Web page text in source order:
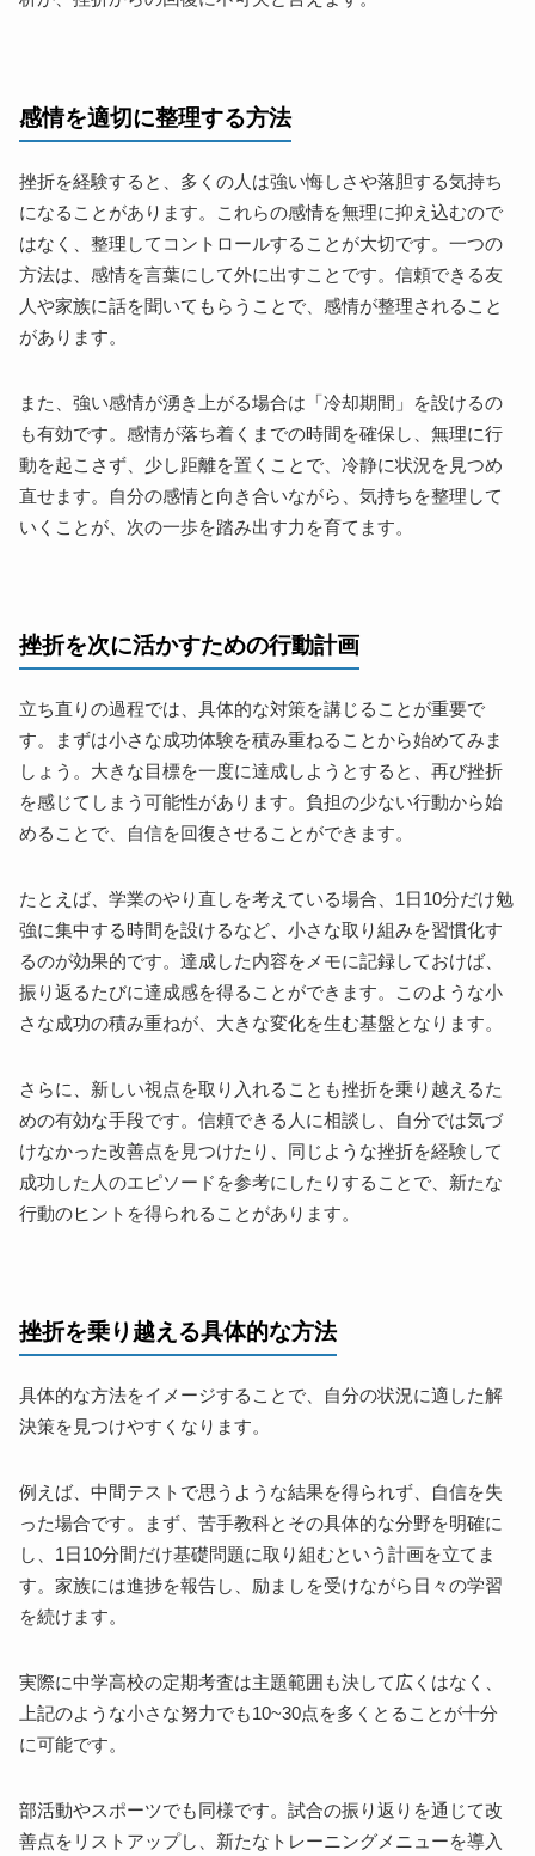
感情を適切に整理する方法
挫折を経験すると、多くの人は強い悔しさや落胆する気持ち
になることがあります。これらの感情を無理に抑え込むので
はなく、整理してコントロールすることが大切です。一つの
方法は、感情を言葉にして外に出すことです。信頼できる友
人や家族に話を聞いてもらうことで、感情が整理されること
があります。
また、強い感情が湧き上がる場合は「冷却期間」を設けるの
も有効です。感情が落ち着くまでの時間を確保し、無理に行
動を起こさず、少し距離を置くことで、冷静に状況を見つめ
直せます。自分の感情と向き合いながら、気持ちを整理して
いくことが、次の一歩を踏み出す力を育てます。
挫折を次に活かすための行動計画
立ち直りの過程では、具体的な対策を講じることが重要で
す。まずは小さな成功体験を積み重ねることから始めてみま
しょう。大きな目標を一度に達成しようとすると、再び挫折
を感じてしまう可能性があります。負担の少ない行動から始
めることで、自信を回復させることができます。
たとえば、学業のやり直しを考えている場合、1日10分だけ勉
強に集中する時間を設けるなど、小さな取り組みを習慣化す
るのが効果的です。達成した内容をメモに記録しておけば、
振り返るたびに達成感を得ることができます。このような小
さな成功の積み重ねが、大きな変化を生む基盤となります。
さらに、新しい視点を取り入れることも挫折を乗り越えるた
めの有効な手段です。信頼できる人に相談し、自分では気づ
けなかった改善点を見つけたり、同じような挫折を経験して
成功した人のエピソードを参考にしたりすることで、新たな
行動のヒントを得られることがあります。
挫折を乗り越える具体的な方法
具体的な方法をイメージすることで、自分の状況に適した解
決策を見つけやすくなります。
例えば、中間テストで思うような結果を得られず、自信を失
った場合です。まず、苦手教科とその具体的な分野を明確に
し、1日10分間だけ基礎問題に取り組むという計画を立てま
す。家族には進捗を報告し、励ましを受けながら日々の学習
を続けます。
実際に中学高校の定期考査は主題範囲も決して広くはなく、
上記のような小さな努力でも10~30点を多くとることが十分
に可能です。
部活動やスポーツでも同様です。試合の振り返りを通じて改
善点をリストアップし、新たなトレーニングメニューを導入